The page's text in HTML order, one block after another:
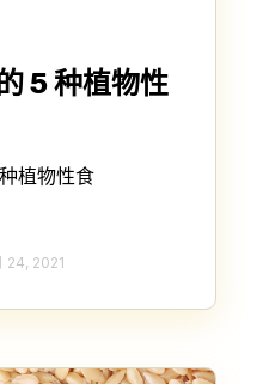
5 种植物性
植物性食
24, 2021